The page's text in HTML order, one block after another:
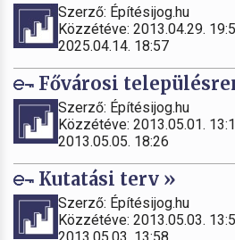
Szerző: Építésijog.hu
Közzétéve: 2013.04.29.
2025.04.14. 18:57
Fővárosi
Szerző: Építésijog.hu
Közzétéve: 2013.05.01.
2013.05.05. 18:26
Kutatási terv »
Szerző: Építésijog.hu
Közzétéve: 2013.05.03.
2013.05.03. 13:58